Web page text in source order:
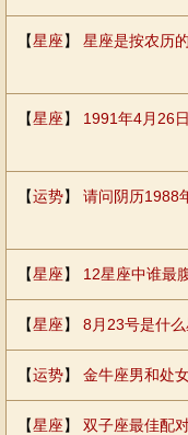
【星座】 星座是按农历
【星座】 1991年4月26
【运势】 请问阴历1988
【星座】 12星座中谁最
【星座】 8月23号是什
【运势】 金牛座男和处
【星座】 双子座最佳配